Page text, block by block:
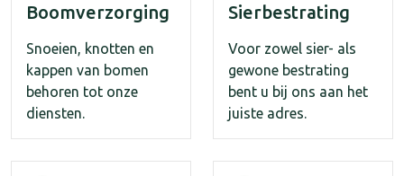
Boomverzorging
Snoeien, knotten en
kappen van bomen
behoren tot onze
diensten.
Sierbestrating
Voor zowel sier- als
gewone bestrating
bent u bij ons aan het
juiste adres.